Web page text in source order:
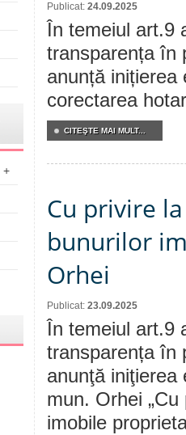
+
Publicat: 24.09.2025
În temeiul art.9
transparența în
anunță inițierea
corectarea
CITEŞTE MAI MULT...
Cu privire
bunurilor
Orhei
Publicat: 23.09.2025
În temeiul art.9
transparența în
anunţă iniţierea
mun. Orhei
imobile